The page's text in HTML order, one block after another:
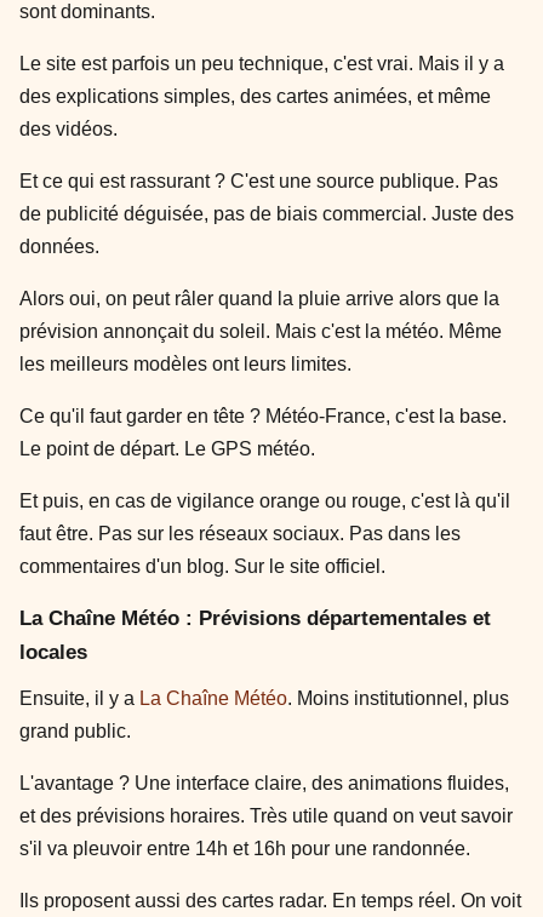
sont dominants.
Le site est parfois un peu technique, c'est vrai. Mais il y a
des explications simples, des cartes animées, et même
des vidéos.
Et ce qui est rassurant ? C'est une source publique. Pas
de publicité déguisée, pas de biais commercial. Juste des
données.
Alors oui, on peut râler quand la pluie arrive alors que la
prévision annonçait du soleil. Mais c'est la météo. Même
les meilleurs modèles ont leurs limites.
Ce qu'il faut garder en tête ? Météo-France, c'est la base.
Le point de départ. Le GPS météo.
Et puis, en cas de vigilance orange ou rouge, c'est là qu'il
faut être. Pas sur les réseaux sociaux. Pas dans les
commentaires d'un blog. Sur le site officiel.
La Chaîne Météo : Prévisions départementales et
locales
Ensuite, il y a La Chaîne Météo. Moins institutionnel, plus
grand public.
L'avantage ? Une interface claire, des animations fluides,
et des prévisions horaires. Très utile quand on veut savoir
s'il va pleuvoir entre 14h et 16h pour une randonnée.
Ils proposent aussi des cartes radar. En temps réel. On voit